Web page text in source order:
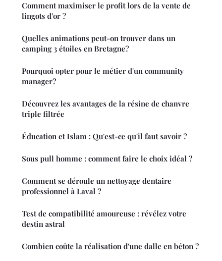
Comment maximiser le profit lors de la vente de
lingots d'or ?
Quelles animations peut-on trouver dans un
camping 3 étoiles en Bretagne?
Pourquoi opter pour le métier d'un community
manager?
Découvrez les avantages de la résine de chanvre
triple filtrée
Éducation et Islam : Qu'est-ce qu'il faut savoir ?
Sous pull homme : comment faire le choix idéal ?
Comment se déroule un nettoyage dentaire
professionnel à Laval ?
Test de compatibilité amoureuse : révélez votre
destin astral
Combien coûte la réalisation d'une dalle en béton ?